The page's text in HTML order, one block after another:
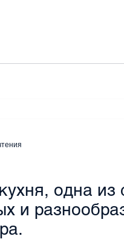
одна из
и